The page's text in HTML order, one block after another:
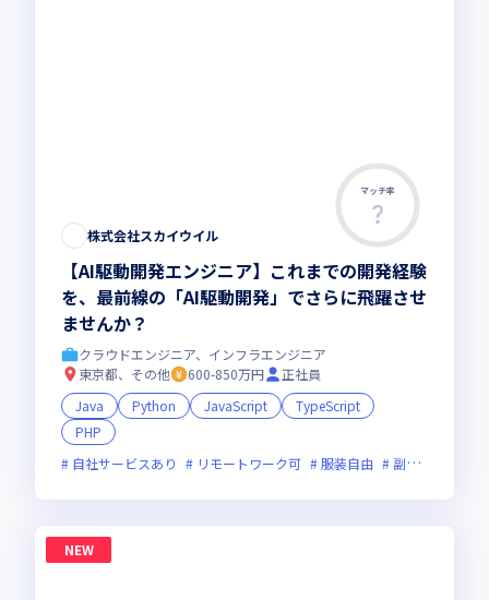
マッチ率
株式会社スカイウイル
【AI駆動開発エンジニア】これまでの開発経験
を、最前線の「AI駆動開発」でさらに飛躍させ
ませんか？
クラウドエンジニア、インフラエンジニア
東京都、その他
600-850万円
正社員
Java
Python JavaScript
TypeScript
PHP
自社サービスあり
リモートワーク可 服装自由 副業可
NEW